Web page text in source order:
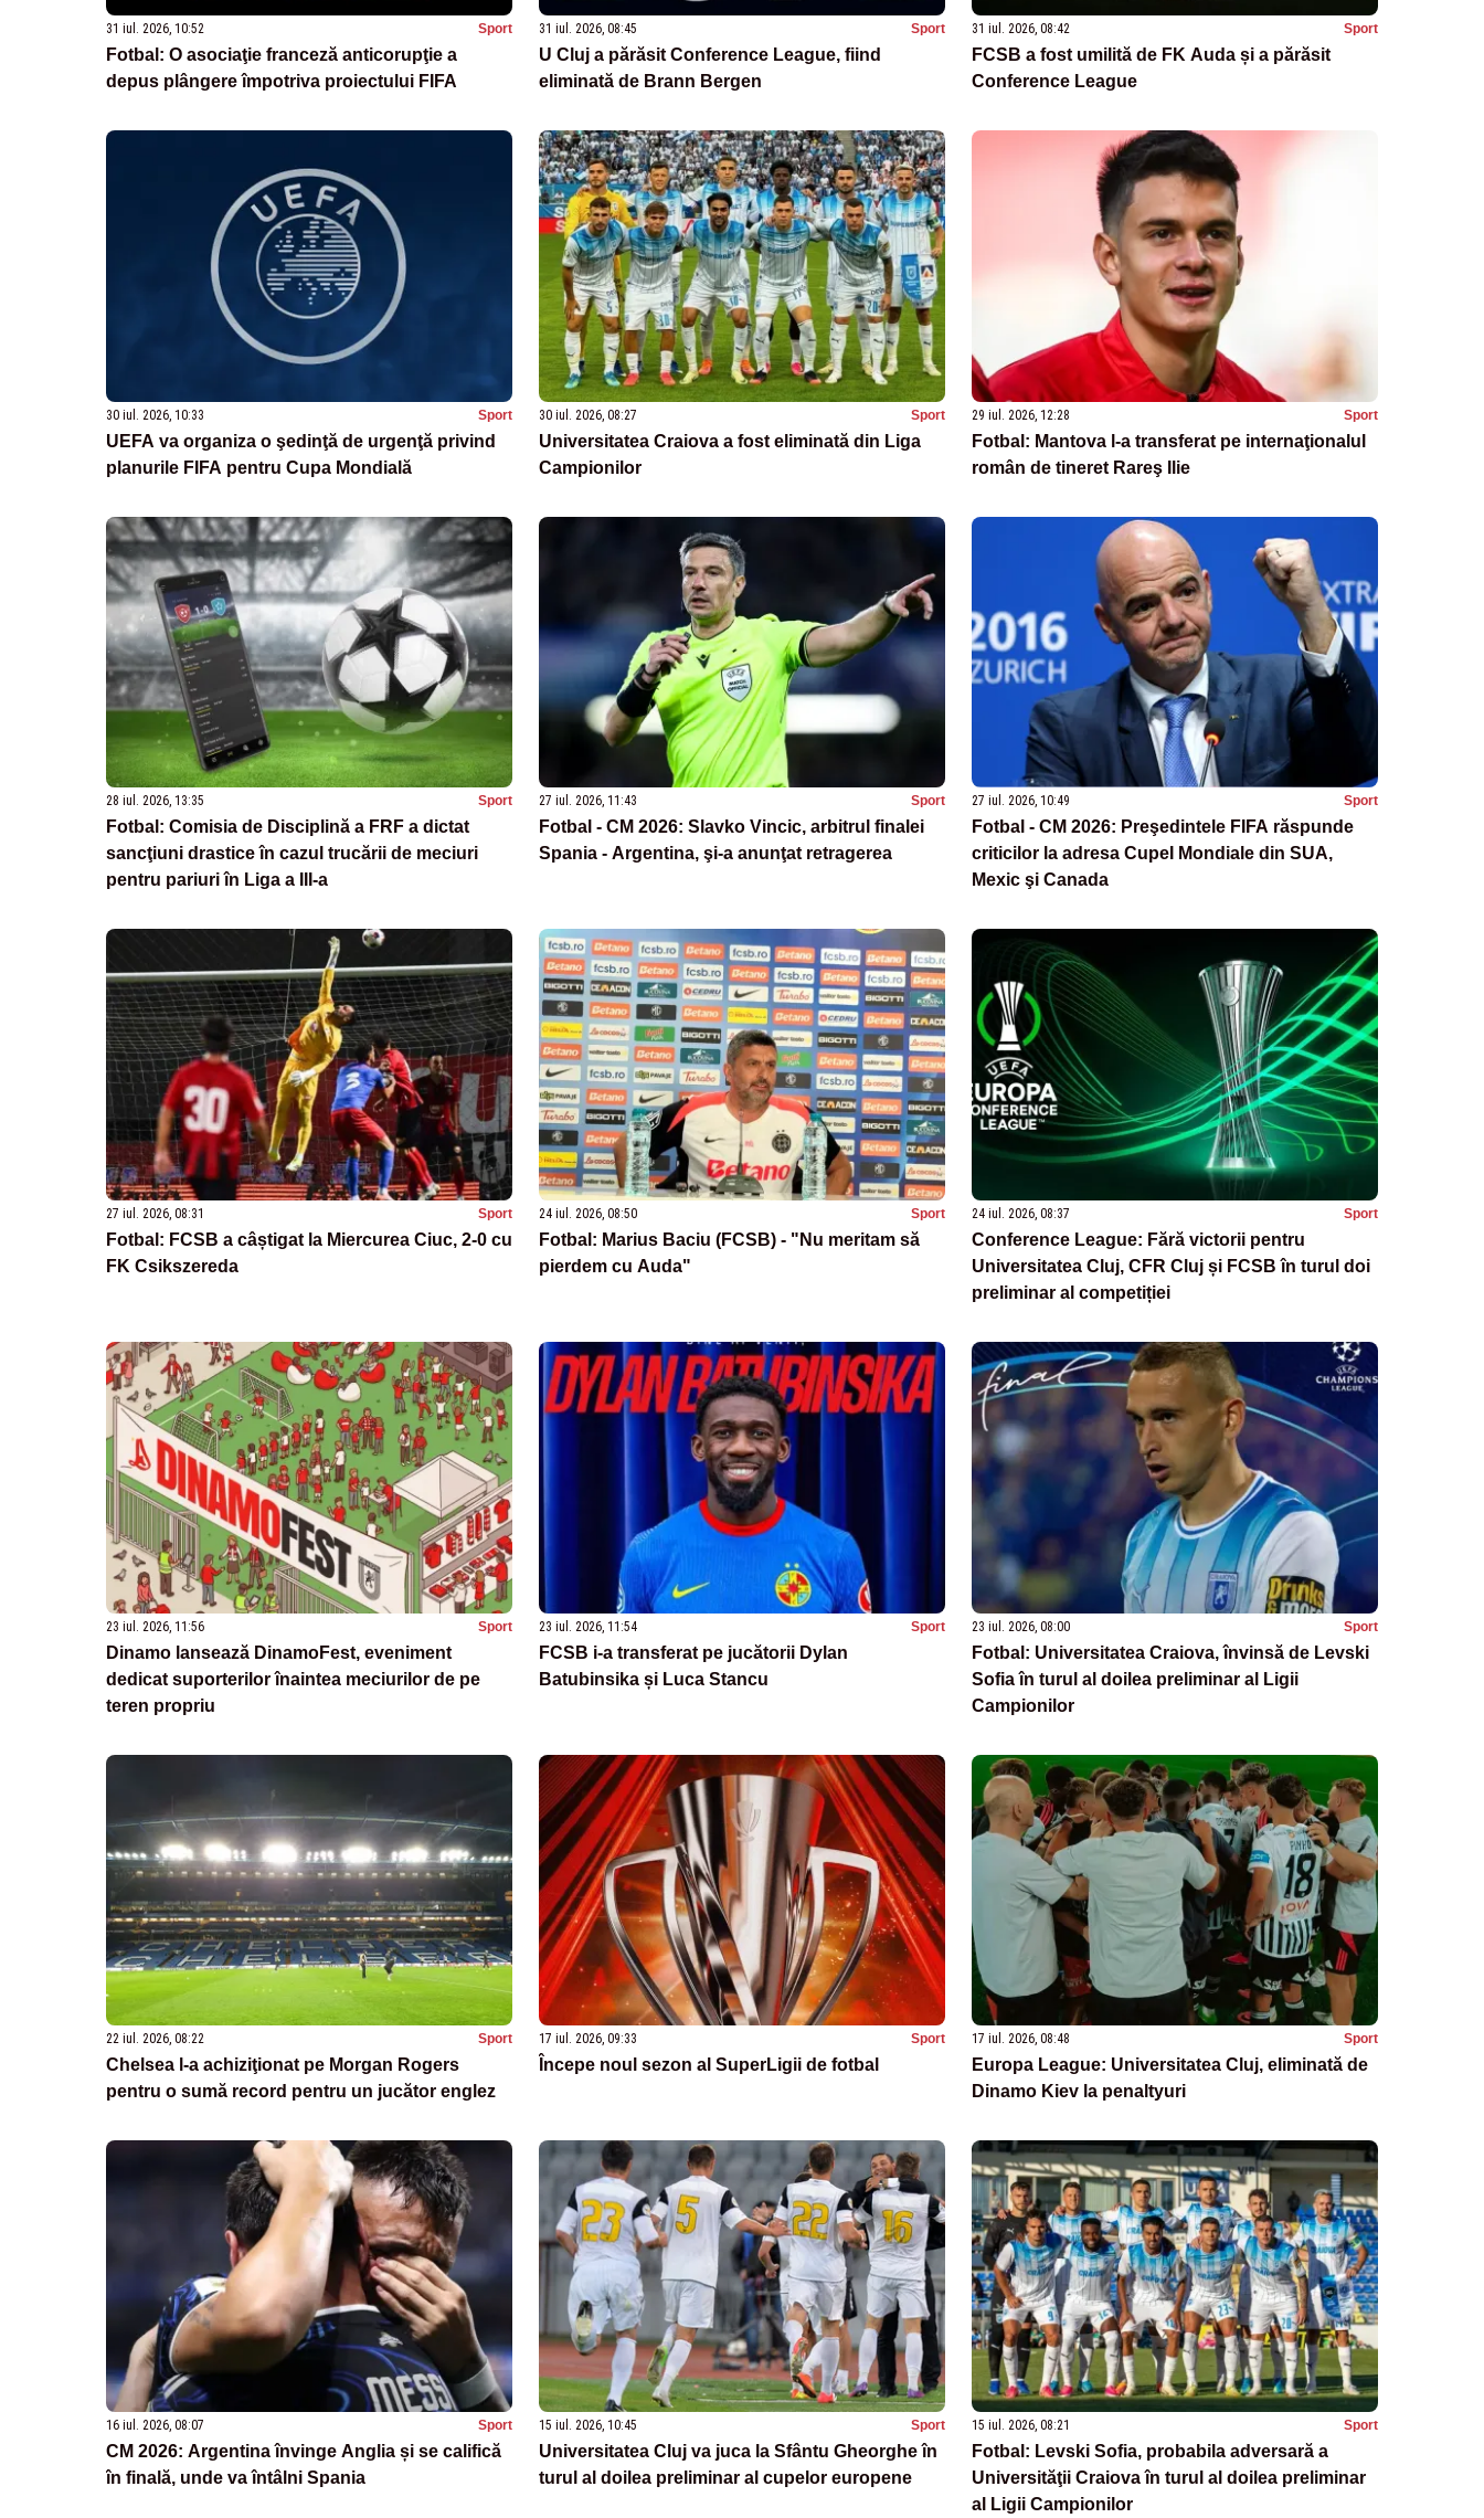
31 iul. 2026, 10:52 Sport
Fotbal: O asociaţie franceză anticorupţie a
depus plângere împotriva proiectului FIFA
31 iul. 2026, 08:45 Sport
U Cluj a părăsit Conference League, fiind
eliminată de Brann Bergen
31 iul. 2026, 08:42 Sport
FCSB a fost umilită de FK Auda și a părăsit
Conference League
30 iul. 2026, 10:33 Sport
UEFA va organiza o şedinţă de urgenţă privind
planurile FIFA pentru Cupa Mondială
30 iul. 2026, 08:27 Sport
Universitatea Craiova a fost eliminată din Liga
Campionilor
29 iul. 2026, 12:28 Sport
Fotbal: Mantova l-a transferat pe internaţionalul
român de tineret Rareş Ilie
28 iul. 2026, 13:35 Sport
Fotbal: Comisia de Disciplină a FRF a dictat
sancţiuni drastice în cazul trucării de meciuri
pentru pariuri în Liga a III-a
27 iul. 2026, 11:43 Sport
Fotbal - CM 2026: Slavko Vincic, arbitrul finalei
Spania - Argentina, şi-a anunţat retragerea
27 iul. 2026, 10:49 Sport
Fotbal - CM 2026: Preşedintele FIFA răspunde
criticilor la adresa CupeI Mondiale din SUA,
Mexic şi Canada
27 iul. 2026, 08:31 Sport
Fotbal: FCSB a câștigat la Miercurea Ciuc, 2-0 cu
FK Csikszereda
24 iul. 2026, 08:50 Sport
Fotbal: Marius Baciu (FCSB) - "Nu meritam să
pierdem cu Auda"
24 iul. 2026, 08:37 Sport
Conference League: Fără victorii pentru
Universitatea Cluj, CFR Cluj și FCSB în turul doi
preliminar al competiției
23 iul. 2026, 11:56 Sport
Dinamo lansează DinamoFest, eveniment
dedicat suporterilor înaintea meciurilor de pe
teren propriu
23 iul. 2026, 11:54 Sport
FCSB i-a transferat pe jucătorii Dylan
Batubinsika și Luca Stancu
23 iul. 2026, 08:00 Sport
Fotbal: Universitatea Craiova, învinsă de Levski
Sofia în turul al doilea preliminar al Ligii
Campionilor
22 iul. 2026, 08:22 Sport
Chelsea l-a achiziţionat pe Morgan Rogers
pentru o sumă record pentru un jucător englez
17 iul. 2026, 09:33 Sport
Începe noul sezon al SuperLigii de fotbal
17 iul. 2026, 08:48 Sport
Europa League: Universitatea Cluj, eliminată de
Dinamo Kiev la penaltyuri
16 iul. 2026, 08:07 Sport
CM 2026: Argentina învinge Anglia și se califică
în finală, unde va întâlni Spania
15 iul. 2026, 10:45 Sport
Universitatea Cluj va juca la Sfântu Gheorghe în
turul al doilea preliminar al cupelor europene
15 iul. 2026, 08:21 Sport
Fotbal: Levski Sofia, probabila adversară a
Universităţii Craiova în turul al doilea preliminar
al Ligii Campionilor